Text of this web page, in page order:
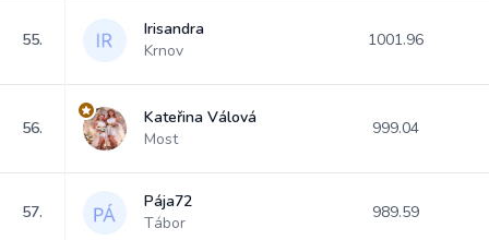
55.
Irisandra
Krnov
1001.96
56.
Kateřina Válová
Most
999.04
57.
Pája72
Tábor
989.59